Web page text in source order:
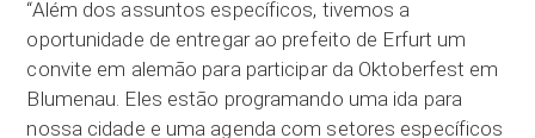
“Além dos assuntos específicos, tivemos a
oportunidade de entregar ao prefeito de Erfurt um
convite em alemão para participar da Oktoberfest em
Blumenau. Eles estão programando uma ida para
nossa cidade e uma agenda com setores específicos